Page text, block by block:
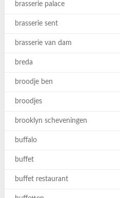
brasserie palace
brasserie sent
brasserie van dam
breda
broodje ben
broodjes
brooklyn scheveningen
buffalo
buffet
buffet restaurant